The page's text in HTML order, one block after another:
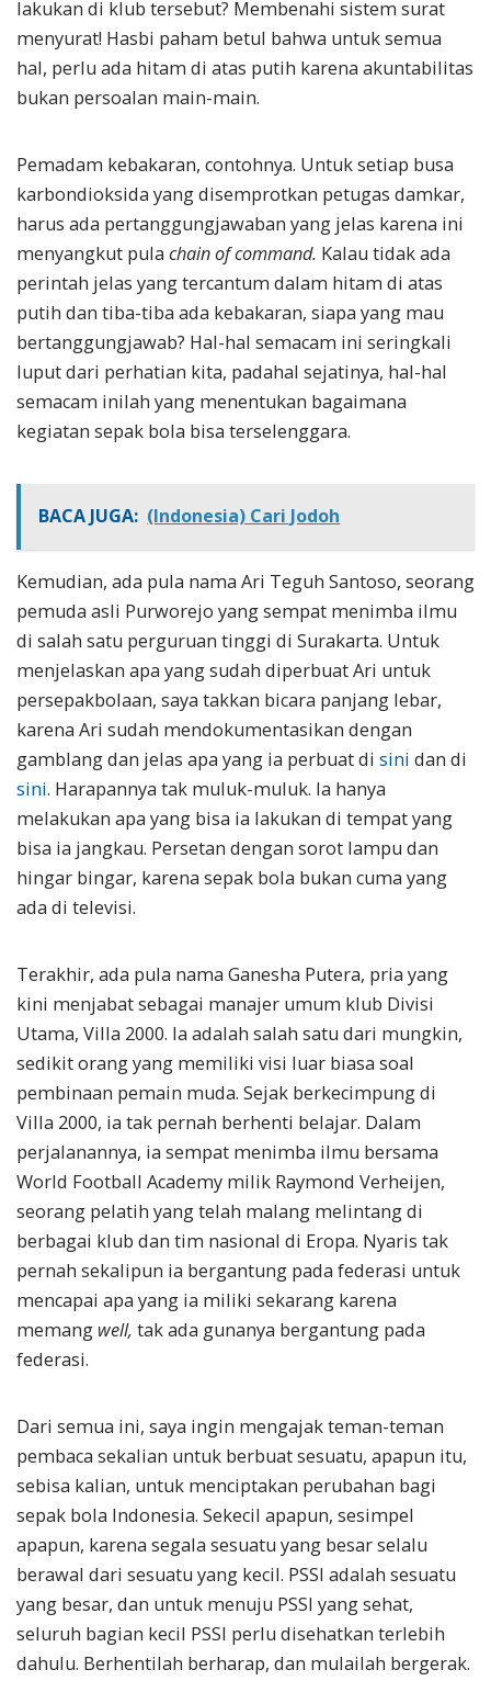
lakukan di klub tersebut? Membenahi sistem surat
menyurat! Hasbi paham betul bahwa untuk semua
hal, perlu ada hitam di atas putih karena akuntabilitas
bukan persoalan main-main.
Pemadam kebakaran, contohnya. Untuk setiap busa
karbondioksida yang disemprotkan petugas damkar,
harus ada pertanggungjawaban yang jelas karena ini
menyangkut pula chain of command. Kalau tidak ada
perintah jelas yang tercantum dalam hitam di atas
putih dan tiba-tiba ada kebakaran, siapa yang mau
bertanggungjawab? Hal-hal semacam ini seringkali
luput dari perhatian kita, padahal sejatinya, hal-hal
semacam inilah yang menentukan bagaimana
kegiatan sepak bola bisa terselenggara.
BACA JUGA: (Indonesia) Cari Jodoh
Kemudian, ada pula nama Ari Teguh Santoso, seorang
pemuda asli Purworejo yang sempat menimba ilmu
di salah satu perguruan tinggi di Surakarta. Untuk
menjelaskan apa yang sudah diperbuat Ari untuk
persepakbolaan, saya takkan bicara panjang lebar,
karena Ari sudah mendokumentasikan dengan
gamblang dan jelas apa yang ia perbuat di sini dan di
sini. Harapannya tak muluk-muluk. Ia hanya
melakukan apa yang bisa ia lakukan di tempat yang
bisa ia jangkau. Persetan dengan sorot lampu dan
hingar bingar, karena sepak bola bukan cuma yang
ada di televisi.
Terakhir, ada pula nama Ganesha Putera, pria yang
kini menjabat sebagai manajer umum klub Divisi
Utama, Villa 2000. Ia adalah salah satu dari mungkin,
sedikit orang yang memiliki visi luar biasa soal
pembinaan pemain muda. Sejak berkecimpung di
Villa 2000, ia tak pernah berhenti belajar. Dalam
perjalanannya, ia sempat menimba ilmu bersama
World Football Academy milik Raymond Verheijen,
seorang pelatih yang telah malang melintang di
berbagai klub dan tim nasional di Eropa. Nyaris tak
pernah sekalipun ia bergantung pada federasi untuk
mencapai apa yang ia miliki sekarang karena
memang well, tak ada gunanya bergantung pada
federasi.
Dari semua ini, saya ingin mengajak teman-teman
pembaca sekalian untuk berbuat sesuatu, apapun itu,
sebisa kalian, untuk menciptakan perubahan bagi
sepak bola Indonesia. Sekecil apapun, sesimpel
apapun, karena segala sesuatu yang besar selalu
berawal dari sesuatu yang kecil. PSSI adalah sesuatu
yang besar, dan untuk menuju PSSI yang sehat,
seluruh bagian kecil PSSI perlu disehatkan terlebih
dahulu. Berhentilah berharap, dan mulailah bergerak.